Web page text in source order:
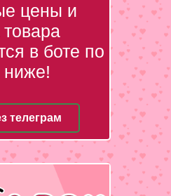
цены и
товара
в боте по
ниже!
телеграм